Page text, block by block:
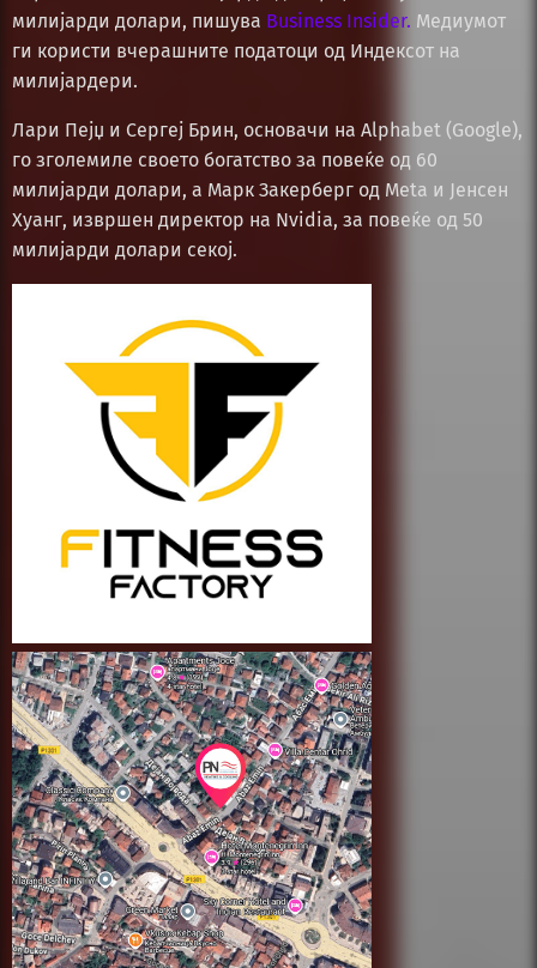
милијарди долари, пишува Business Insider. Медиумот
ги користи вчерашните податоци од Индексот на
милијардери.
Лари Пејџ и Сергеј Брин, основачи на Alphabet (Google),
го зголемиле своето богатство за повеќе од 60
милијарди долари, а Марк Закерберг од Meta и Јенсен
Хуанг, извршен директор на Nvidia, за повеќе од 50
милијарди долари секој.